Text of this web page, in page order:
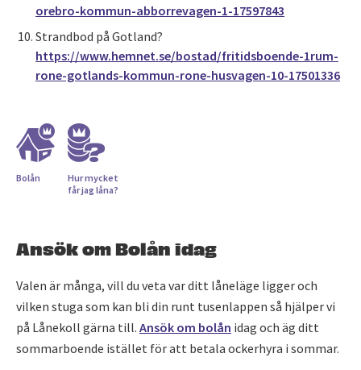
orebro-kommun-abborrevagen-1-17597843
Strandbod på Gotland?
https://www.hemnet.se/bostad/fritidsboende-1rum-
rone-gotlands-kommun-rone-husvagen-10-17501336
Bolån
Hur mycket
får jag låna?
Ansök om Bolån idag
Valen är många, vill du veta var ditt låneläge ligger och
vilken stuga som kan bli din runt tusenlappen så hjälper vi
på Lånekoll gärna till. Ansök om bolån idag och äg ditt
sommarboende istället för att betala ockerhyra i sommar.